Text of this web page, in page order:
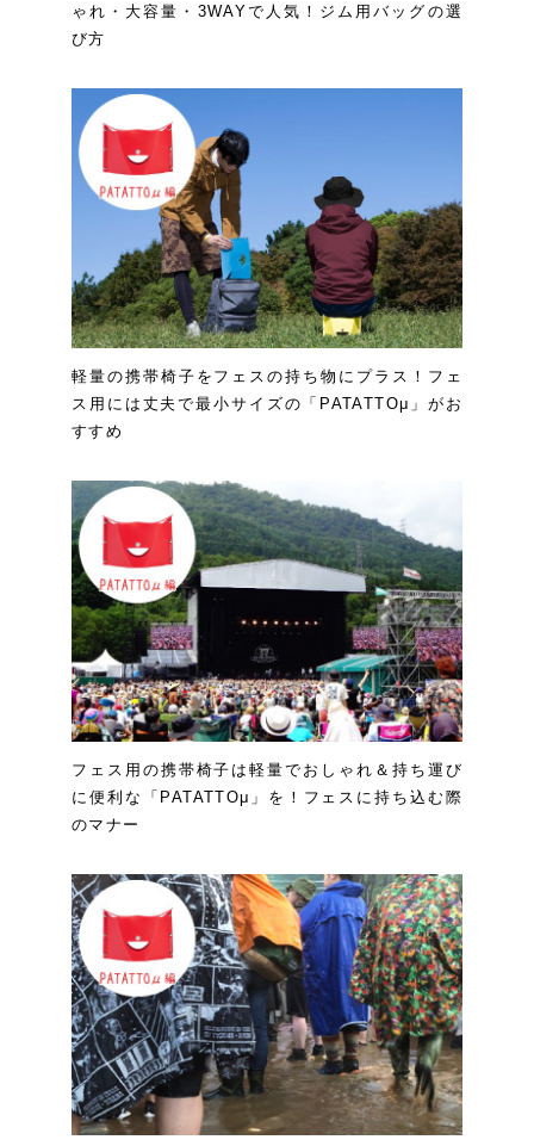
ゃれ・大容量・3WAYで人気！ジム用バッグの選
び方
軽量の携帯椅子をフェスの持ち物にプラス！フェ
ス用には丈夫で最小サイズの「PATATTOμ」がお
すすめ
フェス用の携帯椅子は軽量でおしゃれ＆持ち運び
に便利な「PATATTOμ」を！フェスに持ち込む際
のマナー